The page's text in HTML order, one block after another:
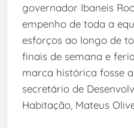
governador Ibaneis
empenho de toda a
esforços ao longo de
finais de semana e
marca histórica fosse
secretário de
Habitação, Mateus